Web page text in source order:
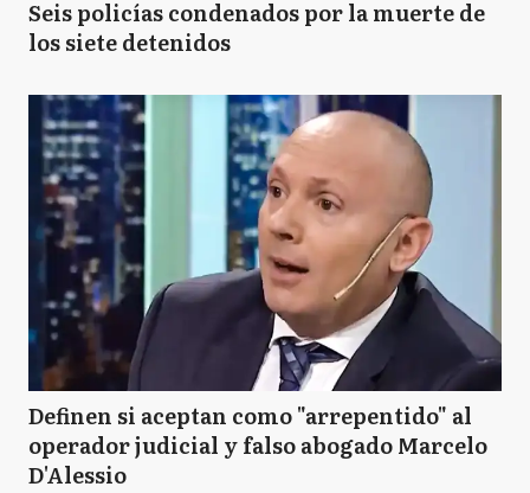
Seis policías condenados por la muerte de
los siete detenidos
Definen si aceptan como "arrepentido" al
operador judicial y falso abogado Marcelo
D'Alessio